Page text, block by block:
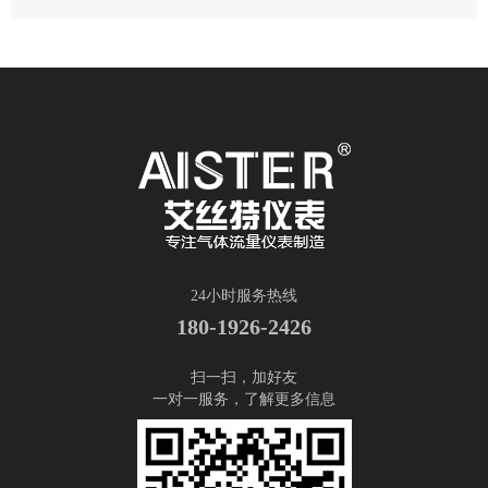
24小时服务热线
180-1926-2426
扫一扫，加好友
一对一服务，了解更多信息